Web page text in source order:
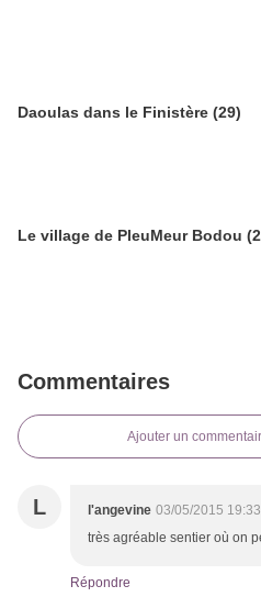
Daoulas dans le Finistère (29)
Le
Commentaires
Ajouter un
L l'angevine 03/05/2015 19:33
très agréable sentier où on
Répondre